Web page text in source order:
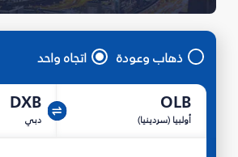
ذهاب وعودة اتجاه واحد
OLB
أولبيا (سردينيا)
DXB
دبي